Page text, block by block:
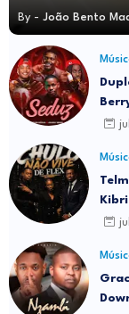
By - João Bento
MP3